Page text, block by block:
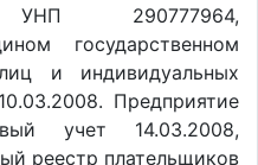
УНП 290777964,
государственном
и индивидуальных
Предприятие
учет 14.03.2008,
реестр плательщиков